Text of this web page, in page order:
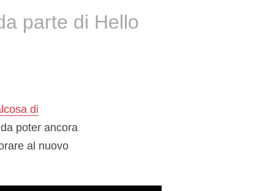
parte di Hello
di
poter ancora
al nuovo